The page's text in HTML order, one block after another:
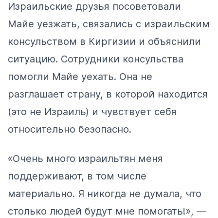
Израильские друзья посоветовали
Майе уезжать, связались с израильским
консульством в Киргизии и объяснили
ситуацию. Сотрудники консульства
помогли Майе уехать. Она не
разглашает страну, в которой находится
(это не Израиль) и чувствует себя
относительно безопасно.
«Очень много израильтян меня
поддерживают, в том числе
материально. Я никогда не думала, что
столько людей будут мне помогать!», —